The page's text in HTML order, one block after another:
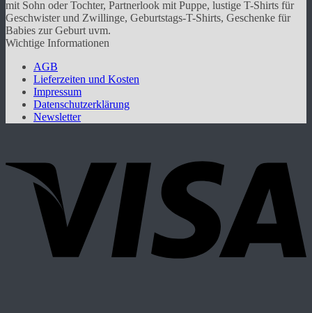
Optionen
können
auf
der
gewählt
werden
mit Sohn oder Tochter, Partnerlook mit Puppe, lustige T-Shirts für
Geschwister und Zwillinge, Geburtstags-T-Shirts, Geschenke für
Babies zur Geburt uvm.
Wichtige Informationen
AGB
Lieferzeiten und Kosten
Impressum
Datenschutzerklärung
Newsletter